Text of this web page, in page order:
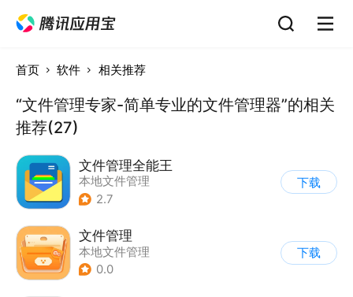
首页 软件 相关推荐
“文件管理专家-简单专业的文件管理器”的相关
推荐(27)
文件管理全能王
本地文件管理
2.7
下载
文件管理
本地文件管理
0.0
下载